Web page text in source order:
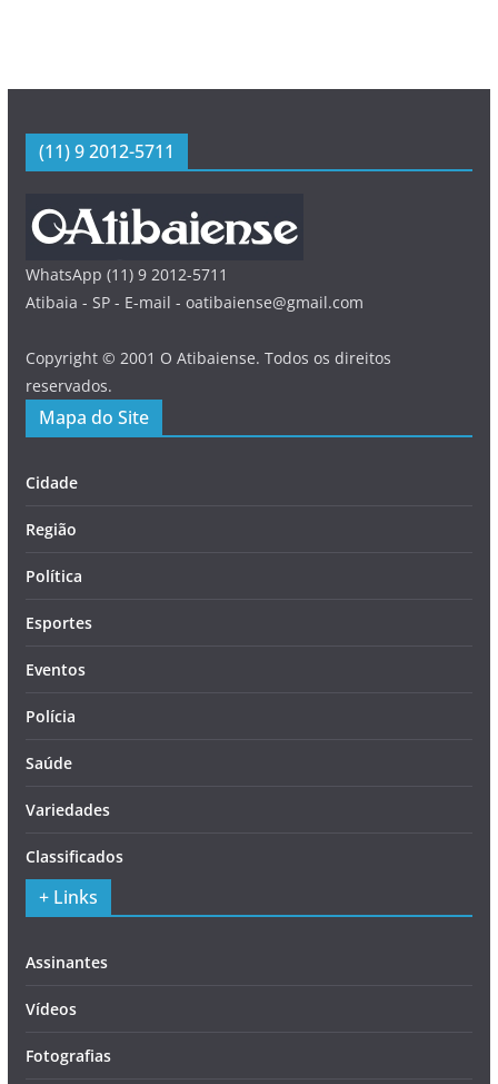
(11) 9 2012-5711
WhatsApp (11) 9 2012-5711
Atibaia - SP - E-mail - oatibaiense@gmail.com
Copyright © 2001 O Atibaiense. Todos os direitos
reservados.
Mapa do Site
Cidade
Região
Política
Esportes
Eventos
Polícia
Saúde
Variedades
Classificados
+ Links
Assinantes
Vídeos
Fotografias